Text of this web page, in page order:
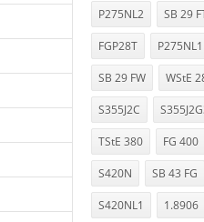
P275NL2 SB 29
FGP28T P275NL1
SB 29 FW WStE
S355J2C
TStE 380 FG 400
S420N SB 43 FG
S420NL1 1.8906